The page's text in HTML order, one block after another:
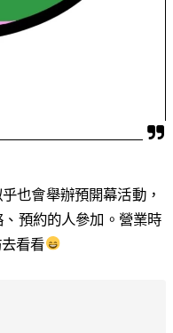
也會舉辦預開幕活動，
預約的人參加。營業時
看看